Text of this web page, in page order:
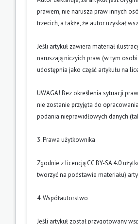
prawem, nie narusza praw innych
trzecich, a także, że autor uzyskał
Jeśli artykuł zawiera materiał
naruszają niczyich praw (w tym
udostępnia jako część artykułu na
UWAGA! Bez określenia sytuacji
nie zostanie przyjęta do
podania nieprawidłowych danych
3. Prawa użytkownika
Zgodnie z licencją CC BY-SA 4.0
tworzyć na podstawie materiału)
4. Współautorstwo
Jeśli artykuł został przygotowany